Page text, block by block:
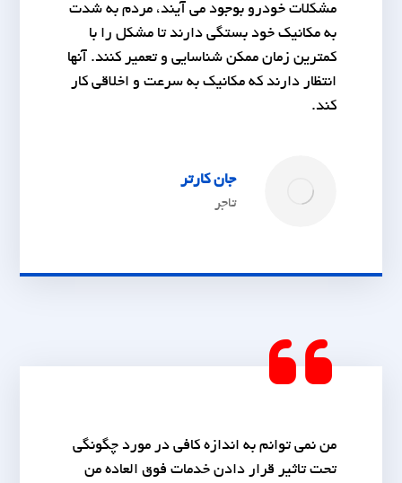
مشکلات خودرو بوجود می آیند، مردم به شدت
به مکانیک خود بستگی دارند تا مشکل را با
کمترین زمان ممکن شناسایی و تعمیر کنند. آنها
انتظار دارند که مکانیک به سرعت و اخلاقی کار
کند.
جان کارتر
تاجر
من نمی توانم به اندازه کافی در مورد چگونگی
تحت تاثیر قرار دادن خدمات فوق العاده من